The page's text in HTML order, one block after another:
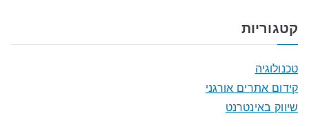
קטגוריות
טכנולוגיה
קידום אתרים אורגני
שיווק באינטרנט